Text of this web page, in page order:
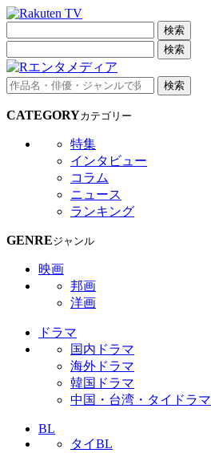
検索
検索
検索
CATEGORYカテゴリー
特集
インタビュー
コラム
ニュース
ランキング
GENREジャンル
映画
邦画
洋画
ドラマ
国内ドラマ
海外ドラマ
韓国ドラマ
中国・台湾・タイドラマ
BL
タイBL